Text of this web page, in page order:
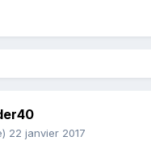
22 janvier 2017